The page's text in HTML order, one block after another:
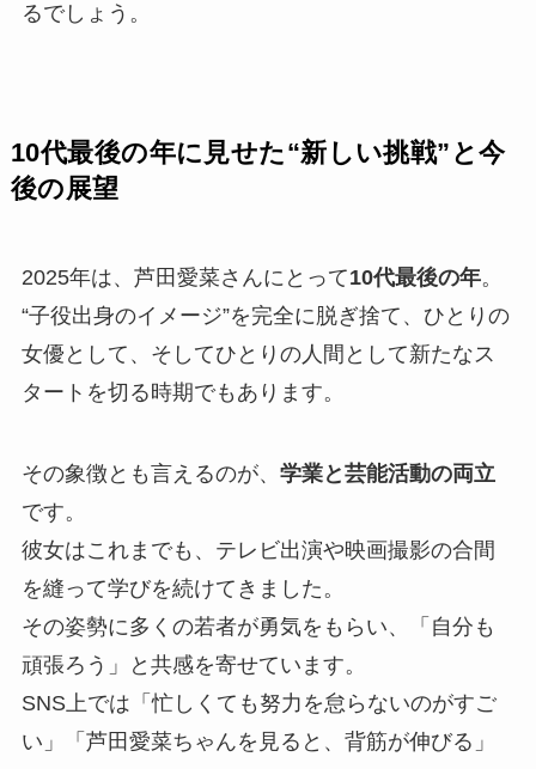
るでしょう。
10代最後の年に見せた“新しい挑戦”と今
後の展望
2025年は、芦田愛菜さんにとって10代最後の年。
“子役出身のイメージ”を完全に脱ぎ捨て、ひとりの
女優として、そしてひとりの人間として新たなス
タートを切る時期でもあります。
その象徴とも言えるのが、 学業と芸能活動の両立
です。
彼女はこれまでも、テレビ出演や映画撮影の合間
を縫って学びを続けてきました。
その姿勢に多くの若者が勇気をもらい、「自分も
頑張ろう」と共感を寄せています。
SNS上では「忙しくても努力を怠らないのがすご
い」「芦田愛菜ちゃんを見ると、背筋が伸びる」